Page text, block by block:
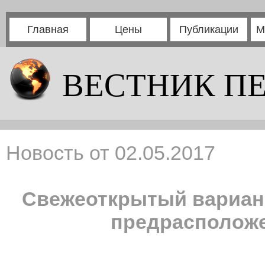
Главная Цены Публикации
ВЕСТНИК
Новость от 02.05.2017
Свежеоткрытый